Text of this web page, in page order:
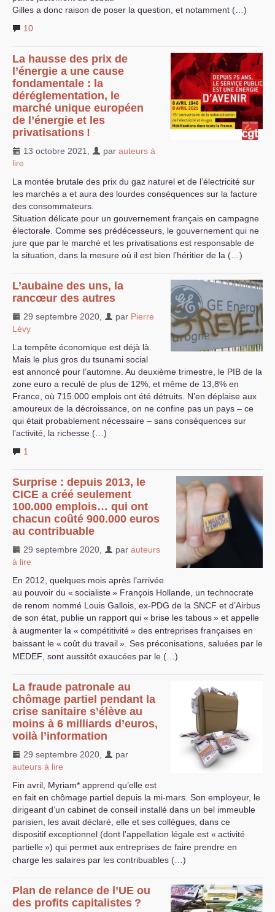
Gilles a donc raison de poser la question, et notamment (…)
10
La hausse des prix de
l’énergie a une cause
fondamentale : la
déréglementation, le
marché unique européen
de l’énergie et les
privatisations !
13 octobre 2021 par auteurs à
lire
La montée brutale des prix du gaz naturel et de l’électricité sur
les marchés a et aura des lourdes conséquences sur la facture
des consommateurs.
Situation délicate pour un gouvernement français en campagne
électorale. Comme ses prédécesseurs, le gouvernement qui ne
jure que par le marché et les privatisations est responsable de
la situation, dans la mesure où il est bien l’héritier de la (…)
L’aubaine des uns, la
rancœur des autres
29 septembre 2020 par Pierre
Lévy
La tempête économique est déjà là.
Mais le plus gros du tsunami social
est annoncé pour l’automne. Au deuxième trimestre, le PIB de la
zone euro a reculé de plus de 12%, et même de 13,8% en
France, où 715.000 emplois ont été détruits. N’en déplaise aux
amoureux de la décroissance, on ne confine pas un pays – ce
qui était probablement nécessaire – sans conséquences sur
l’activité, la richesse (…)
1
Surprise : depuis 2013, le
CICE a créé seulement
100.000 emplois… qui ont
chacun coûté 900.000 euros
au contribuable
29 septembre 2020 par auteurs
à lire
En 2012, quelques mois après l’arrivée
au pouvoir du « socialiste» François Hollande, un technocrate
de renom nommé Louis Gallois, ex-PDG de la SNCF et d’Airbus
de son état, publie un rapport qui « brise les tabous» et appelle
à augmenter la « compétitivité» des entreprises françaises en
baissant le « coût du travail». Ses préconisations, saluées par le
MEDEF , sont aussitôt exaucées par le (…)
La fraude patronale au
chômage partiel pendant la
crise sanitaire s’élève au
moins à 6 milliards d’euros,
voilà l’information
29 septembre 2020
par
auteurs à lire
Fin avril, Myriam* apprend qu’elle est
en fait en chômage partiel depuis la mi-mars. Son employeur, le
dirigeant d’un cabinet de conseil installé dans un bel immeuble
parisien, les avait déclaré, elle et ses collègues, dans ce
dispositif exceptionnel (dont l’appellation légale est « activité
partielle») qui permet aux entreprises de faire prendre en
charge les salaires par les contribuables (…)
Plan de relance de l’UE ou
des profits capitalistes ?